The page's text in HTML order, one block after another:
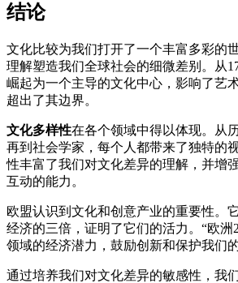
结论
文化比较为我们打开了一个丰富多彩的
理解塑造我们全球社会的细微差别。从
崛起为一个主导的文化中心，影响了艺
超出了其边界。
文化多样性在各个领域中得以体现。从
再到社会学家，每个人都带来了独特的
性丰富了我们对文化差异的理解，并增
互动的能力。
欧盟认识到文化和创意产业的重要性。
经济的三倍，证明了它们的活力。“欧洲
领域的经济潜力，鼓励创新和保护我们
通过培养我们对文化差异的敏感性，我